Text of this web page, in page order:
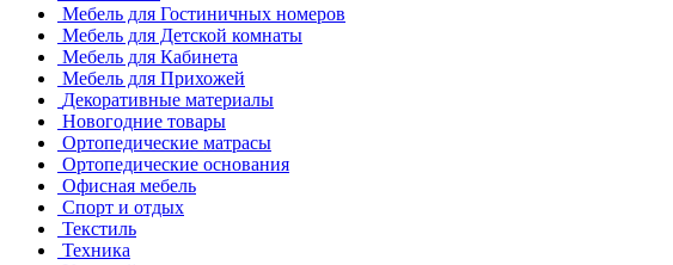
Мебель для Гостиничных номеров
Мебель для Детской комнаты
Мебель для Кабинета
Мебель для Прихожей
Декоративные материалы
Новогодние товары
Ортопедические матрасы
Ортопедические основания
Офисная мебель
Спорт и отдых
Текстиль
Техника